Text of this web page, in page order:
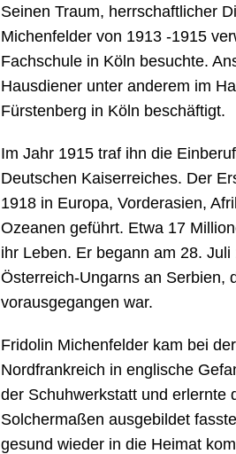
Seinen Traum, herrschaftlicher
Michenfelder von 1913 -1915
Fachschule in Köln besuchte.
Hausdiener unter anderem im
Fürstenberg in Köln beschäftigt.
Im Jahr 1915 traf ihn die
Deutschen Kaiserreiches. Der
1918 in Europa, Vorderasien,
Ozeanen geführt. Etwa 17
ihr Leben. Er begann am 28.
Österreich-Ungarns an Serbien,
vorausgegangen war.
Fridolin Michenfelder kam bei
Nordfrankreich in englische
der Schuhwerkstatt und erlernte
Solchermaßen ausgebildet
gesund wieder in die Heimat